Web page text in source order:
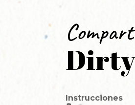
Instrucciones